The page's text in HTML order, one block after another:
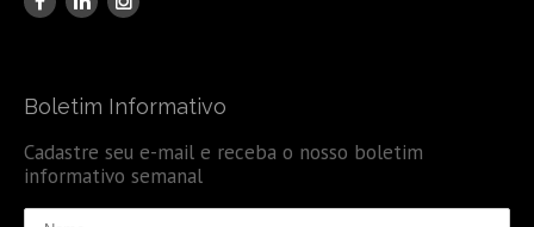
Boletim Informativo
Cadastre seu e-mail e receba o nosso boletim
informativo semanal